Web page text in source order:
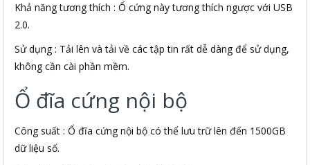
Khả năng tương thích : Ổ cứng này tương thích ngược với USB
2.0.
Sử dụng : Tải lên và tải về các tập tin rất dễ dàng để sử dụng,
không cần cài phần mềm.
Ổ đĩa cứng nội bộ
Công suất : Ổ đĩa cứng nội bộ có thể lưu trữ lên đến 1500GB
dữ liệu số.